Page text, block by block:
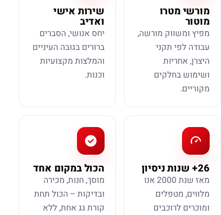
מורשי מטרו
מוטור
מפיץ ומשווק מורשה,
עבודה לפי תקני
היצרן, אחריות
ושימוש בחלקים
מקוריים.
שירות אישי
ואדיב
יחס אנושי, הסברים
ברורים בגובה העיניים
והמלצות מקצועיות
וכנות.
26+ שנות ניסיון
מאז שנת 2000 אנו
מלווים, מטפלים
ומוכרים לרוכבים
הכול במקום אחד
מוסך, חנות, מכירה
ובדיקות – הכול תחת
קורת גג אחת, ללא